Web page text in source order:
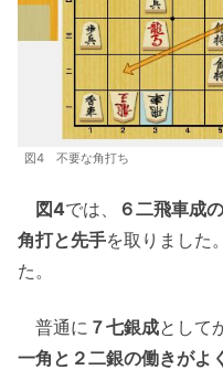
図4 不要な角打ち
図4では、 ６二飛車成
角打と先手を取りました
た。
普通に ７七銀成として
一角と２二銀の働きがよ